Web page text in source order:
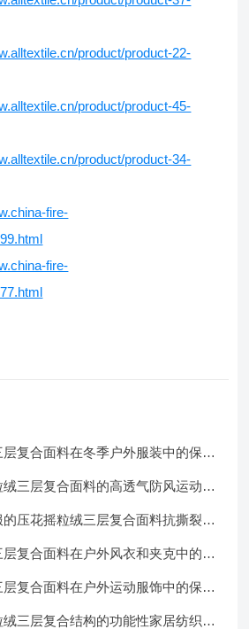
product/product-22-
product/product-45-
product/product-34-
fire-
fire-
复合面料在冬季户外服装中的保暖
三层复合面料的高透气防风运动服
压花摇粒绒三层复合面料抗撕裂与
复合面料在户外风衣和夹克中的应
复合面料在户外运动服饰中的保暖
三层复合结构的功能性家居纺织品